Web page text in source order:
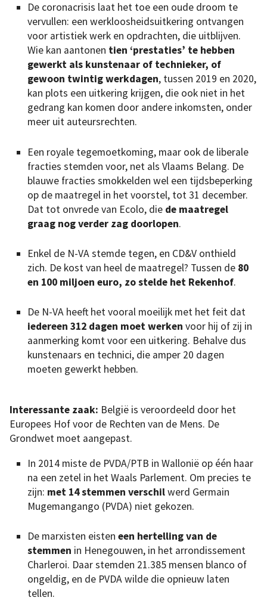
De coronacrisis laat het toe een oude droom te
vervullen: een werkloosheidsuitkering ontvangen
voor artistiek werk en opdrachten, die uitblijven.
Wie kan aantonen tien ‘prestaties’ te hebben
gewerkt als kunstenaar of technieker, of
gewoon twintig werkdagen, tussen 2019 en 2020,
kan plots een uitkering krijgen, die ook niet in het
gedrang kan komen door andere inkomsten, onder
meer uit auteursrechten.
Een royale tegemoetkoming, maar ook de liberale
fracties stemden voor, net als Vlaams Belang. De
blauwe fracties smokkelden wel een tijdsbeperking
op de maatregel in het voorstel, tot 31 december.
Dat tot onvrede van Ecolo, die de maatregel
graag nog verder zag doorlopen.
Enkel de N-VA stemde tegen, en CD&V onthield
zich. De kost van heel de maatregel? Tussen de 80
en 100 miljoen euro, zo stelde het Rekenhof.
De N-VA heeft het vooral moeilijk met het feit dat
iedereen 312 dagen moet werken voor hij of zij in
aanmerking komt voor een uitkering. Behalve dus
kunstenaars en technici, die amper 20 dagen
moeten gewerkt hebben.
Interessante zaak: België is veroordeeld door het
Europees Hof voor de Rechten van de Mens. De
Grondwet moet aangepast.
In 2014 miste de PVDA/PTB in Wallonië op één haar
na een zetel in het Waals Parlement. Om precies te
zijn: met 14 stemmen verschilwerd Germain
Mugemangango (PVDA) niet gekozen.
De marxisten eisten een hertelling van de
stemmen in Henegouwen, in het arrondissement
Charleroi. Daar stemden 21.385 mensen blanco of
ongeldig, en de PVDA wilde die opnieuw laten
tellen.